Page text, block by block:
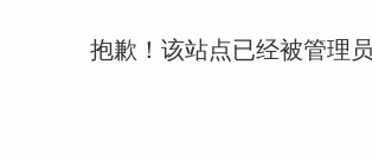
抱歉！该站点已经被管理